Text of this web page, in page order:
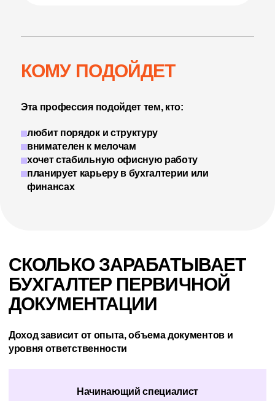
КОМУ ПОДОЙДЕТ
Эта профессия подойдет тем, кто:
любит порядок и структуру
внимателен к мелочам
хочет стабильную офисную работу
планирует карьеру в бухгалтерии или
финансах
СКОЛЬКО ЗАРАБАТЫВАЕТ
БУХГАЛТЕР ПЕРВИЧНОЙ
ДОКУМЕНТАЦИИ
Доход зависит от опыта, объема документов и
уровня ответственности
Начинающий специалист